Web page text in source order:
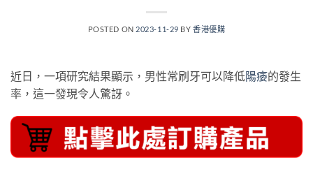
POSTED ON 2023-11-29 BY香港優購
近日，一項研究結果顯示，男性常刷牙可以降低陽痿的發生
率，這一發現令人驚訝。